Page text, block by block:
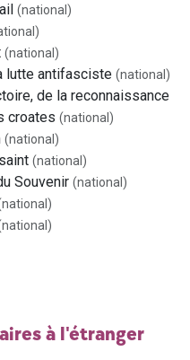
(national)
(national)
lutte antifasciste (national)
de la reconnaissance
croates (national)
(national)
(national)
Souvenir (national)
à l'étranger